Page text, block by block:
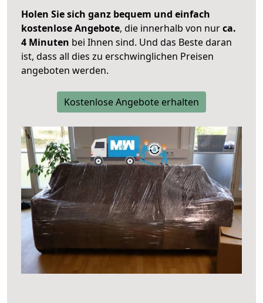
Holen Sie sich ganz bequem und einfach
kostenlose Angebote, die innerhalb von nurca.
4 Minuten bei Ihnen sind. Und das Beste daran
ist, dass all dies zu erschwinglichen Preisen
angeboten werden.
Kostenlose Angebote erhalten